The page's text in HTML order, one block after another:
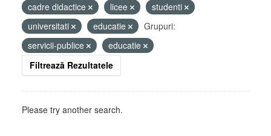
cadre didactice
licee
studenti
universitati
educatie
Grupuri:
servicii-publice
educatie
Filtrează Rezultatele
Please try another search.